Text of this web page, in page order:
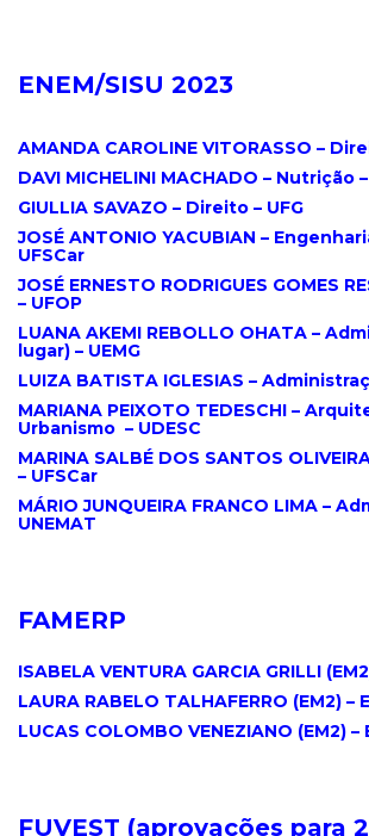
ENEM/SISU 2023
AMANDA CAROLINE VITORASSO –
DAVI MICHELINI MACHADO – Nutrição
GIULLIA SAVAZO – Direito – UFG
JOSÉ ANTONIO YACUBIAN –
UFSCar
JOSÉ ERNESTO RODRIGUES GOMES
– UFOP
LUANA AKEMI REBOLLO OHATA –
lugar) – UEMG
LUIZA BATISTA IGLESIAS –
MARIANA PEIXOTO TEDESCHI –
Urbanismo – UDESC
MARINA SALBÉ DOS SANTOS
– UFSCar
MÁRIO JUNQUEIRA FRANCO LIMA –
UNEMAT
FAMERP
ISABELA VENTURA GARCIA GRILLI
LAURA RABELO TALHAFERRO (EM2)
LUCAS COLOMBO VENEZIANO (EM2)
FUVEST (aprovações para